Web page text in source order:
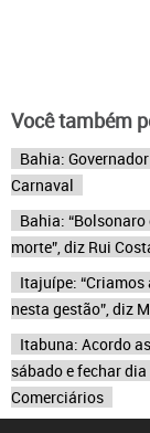
Você também
Bahia:
Carnaval
Bahia:
morte”, diz Rui
Itajuípe:
nesta gestão”, diz
Itabuna: Acordo
sábado e fechar
Comerciários